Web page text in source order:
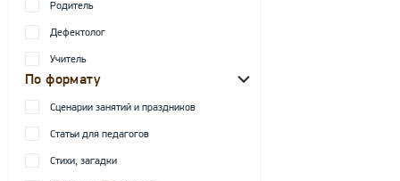
Родитель
Дефектолог
Учитель
По формату
Сценарии занятий и праздников
Статьи для педагогов
Стихи, загадки